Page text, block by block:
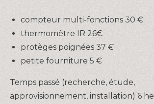
compteur multi-fonctions 30 €
thermomètre IR 26€
protèges poignées 37 €
petite fourniture 5 €
Temps passé (recherche, étude,
approvisionnement, installation) 6